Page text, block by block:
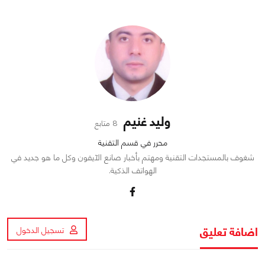
وليد غنيم 8 متابع
محرر في قسم التقنية
شغوف بالمستجدات التقنية ومهتم بأخبار صانع الآيفون وكل ما هو جديد في
الهواتف الذكية.
اضافة تعليق تسجيل الدخول